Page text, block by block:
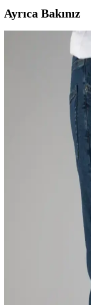
Ayrıca Bakınız
Kemer Dünyası
ve Velila Plastik 4
İki pantolon askısı
detaylı karşılaştırıyoruz.
öğrenmek için okumaya
Altınyılz Classics
Pamuklu Chino
Antrasit renkli, pamuk ve
kesim slim fit chino
için ideal, uzun ömürlü ve
Mavimoure Erkek
İncelemesi ve
Mavimoure erkek klasik
tasarımıyla günlük
bakım gerektirir ve çeşitli
Altınyılz Classics
Pantolon Özellikleri